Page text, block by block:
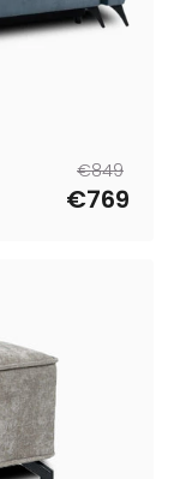
Tavahind
€849
Müügihind
€769